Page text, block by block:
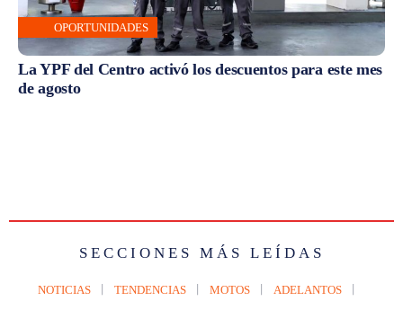
OPORTUNIDADES
La YPF del Centro activó los descuentos para este mes
de agosto
SECCIONES MÁS LEÍDAS
NOTICIAS TENDENCIAS MOTOS ADELANTOS